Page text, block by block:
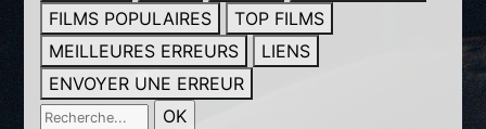
FILMS POPULAIRES
TOP FILMS
MEILLEURES ERREURS
LIENS
ENVOYER UNE ERREUR